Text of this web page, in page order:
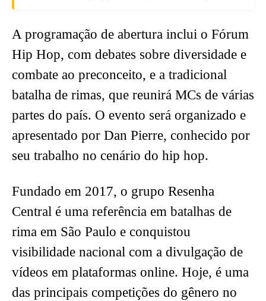
A programação de abertura inclui o Fórum
Hip Hop, com debates sobre diversidade e
combate ao preconceito, e a tradicional
batalha de rimas, que reunirá MCs de várias
partes do país. O evento será organizado e
apresentado por Dan Pierre, conhecido por
seu trabalho no cenário do hip hop.
Fundado em 2017, o grupo Resenha
Central é uma referência em batalhas de
rima em São Paulo e conquistou
visibilidade nacional com a divulgação de
vídeos em plataformas online. Hoje, é uma
das principais competições do gênero no